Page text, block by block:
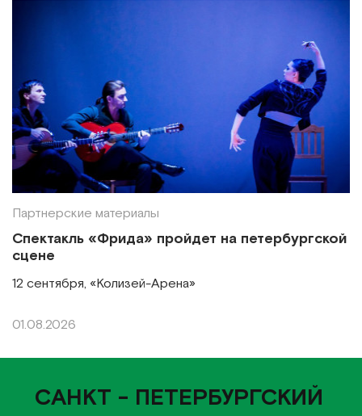
Партнерские материалы
Спектакль «Фрида» пройдет на петербургской
сцене
12 сентября, «Колизей-Арена»
01.08.2026
САНКТ - ПЕТЕРБУРГСКИЙ